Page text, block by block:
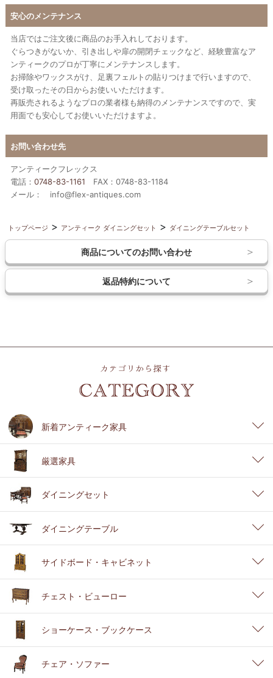
安心のメンテナンス
当店ではご注文後に商品のお手入れしております。
ぐらつきがないか、引き出しや扉の開閉チェックなど、経験豊富なア
ンティークのプロが丁寧にメンテナンスします。
お掃除やワックスがけ、足裏フェルトの貼りつけまで行いますので、
受け取ったその日からお使いいただけます。
再販売されるようなプロの業者様も納得のメンテナンスですので、実
用面でも安心してお使いいただけますよ。
お問い合わせ先
アンティークフレックス
電話： 0748-83-1161 FAX：0748-83-1184
メール： info@flex-antiques.com
トップページ アンティーク ダイニングセット ダイニングテーブルセット
商品についてのお問い合わせ
返品特約について
新着アンティーク家具
厳選家具
ダイニングセット
ダイニングテーブル
サイドボード・キャビネット
チェスト・ビューロー
ショーケース・ブックケース
チェア・ソファー